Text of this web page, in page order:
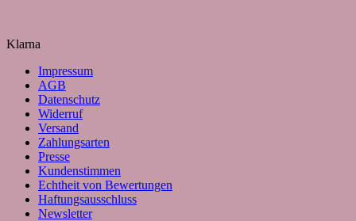
Klarna
Impressum
AGB
Datenschutz
Widerruf
Versand
Zahlungsarten
Presse
Kundenstimmen
Echtheit von Bewertungen
Haftungsausschluss
Newsletter